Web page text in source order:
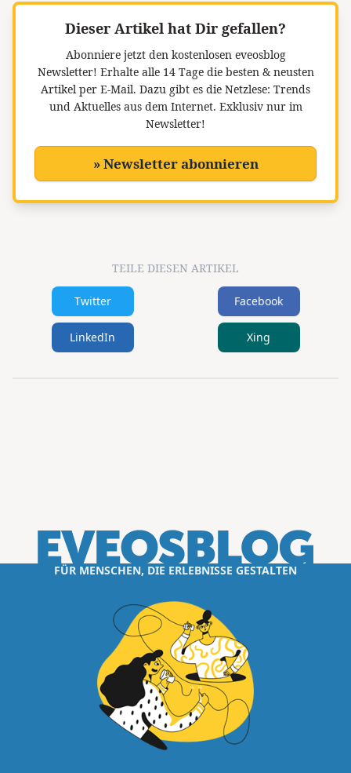
Dieser Artikel hat Dir gefallen?
Abonniere jetzt den kostenlosen eveosblog
Newsletter! Erhalte alle 14 Tage die besten & neusten
Artikel per E-Mail. Dazu gibt es die Netzlese: Trends
und Aktuelles aus dem Internet. Exklusiv nur im
Newsletter!
» Newsletter abonnieren
TEILE DIESEN ARTIKEL
Twitter Facebook
LinkedIn Xing
FÜR MENSCHEN, DIE ERLEBNISSE GESTALTEN